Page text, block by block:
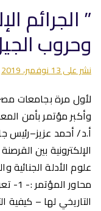
” الجرائم
وحروب
نشر على13 نوفمبر، 2019
لأول مرة بجامعات
وأكبر مؤتمر بأمن
أ.د/ أحمد عزيز–رئيس
الإلكترونية بين
علوم الأدلة الجنائية
التاريخي لها – كيفية